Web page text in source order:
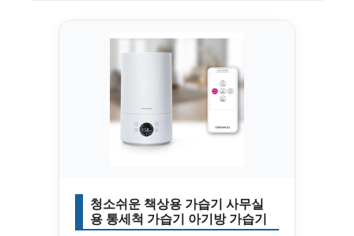
청소쉬운 책상용 가습기 사무실
용 통세척 가습기 아기방 가습기